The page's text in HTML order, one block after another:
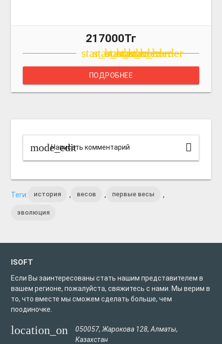
217000Тг
star_border
star_border
star_border
star_border
star_border
ПОДРОБНЕЕ
mode_edit
Написать комментарий
Теги: история , весов , первые весы ,
эволюция
ISOFT
Если Вы заинтересованы стать нашим представителем в
вашем регионе, пожалуйста, свяжитесь с нами. Мы верим в
то, что вместе мы сможем сделать больше, чем
поодиночке.
location_on 050057,Жарокова 128,Алматы,
Казахстан